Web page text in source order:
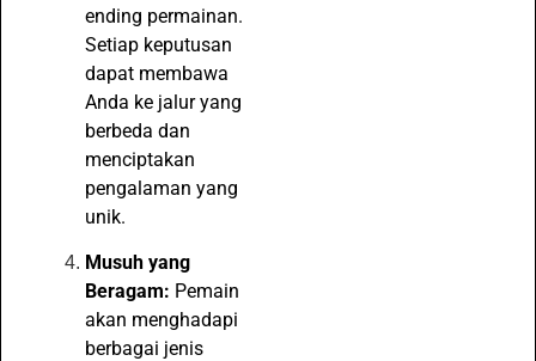
ending permainan.
Setiap keputusan
dapat membawa
Anda ke jalur yang
berbeda dan
menciptakan
pengalaman yang
unik.
Musuh yang
Beragam: Pemain
akan menghadapi
berbagai jenis